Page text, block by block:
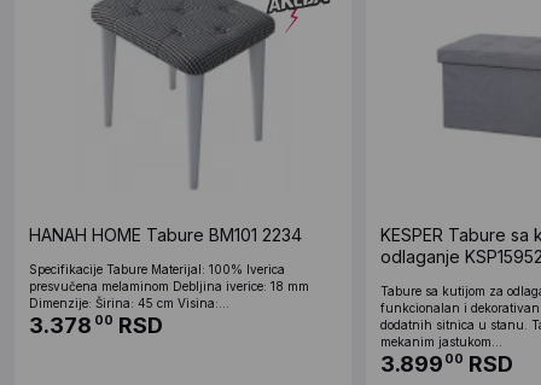
HANAH HOME Tabure BM101 2234
Specifikacije Tabure Materijal: 100% Iverica
presvučena melaminom Debljina iverice: 18 mm
Dimenzije: Širina: 45 cm Visina:...
3.378 00 RSD
KESPER Tabure sa
odlaganje
Tabure sa kutijom za
funkcionalan i dekorativan
dodatnih sitnica u stanu.
mekanim jastukom...
3.899 00 RSD